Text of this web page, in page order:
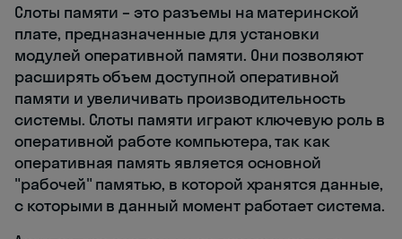
Слоты памяти – это разъемы на материнской
плате, предназначенные для установки
модулей оперативной памяти. Они позволяют
расширять объем доступной оперативной
памяти и увеличивать производительность
системы. Слоты памяти играют ключевую роль в
оперативной работе компьютера, так как
оперативная память является основной
"рабочей" памятью, в которой хранятся данные,
с которыми в данный момент работает система.